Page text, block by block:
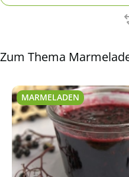
und wann es eingekocht
Zum Thema
MARMELADEN